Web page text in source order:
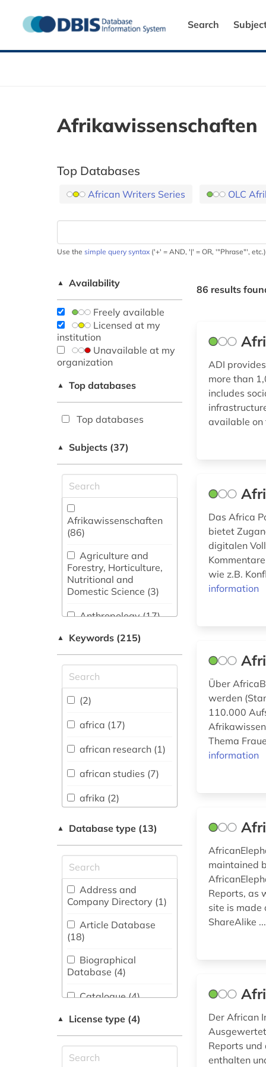
Search
Afrikawissenschaften
Top Databases
African Writers Series OLC
Use the simple query syntax ('+' = AND, '|' = OR, '"Phrase"',
▲ Availability
Freely available
Licensed at my
institution
Unavailable at my
organization
▲ Top databases
Top databases
▲ Subjects (37)
Afrikawissenschaften
(86)
Agriculture and
Forestry, Horticulture,
Nutritional and
Domestic Science (3)
Anthropology (17)
Archäologie und
Nordostafrikas (2)
Archeology (3)
Engineering (1)
Art History (6)
Asienwissenschaften
(60)
Biotechnology (5)
Business and
Economics (10)
Classics, Byzantine
Studies (2)
Education (2)
(1)
Studies (15)
General and
▲ Keywords (215)
(2)
africa (17)
african research (1)
african studies (7)
afrika (2)
literature (1)
agriculture (1)
arab states (1)
arabic (10)
arabic literature (2)
arabic philosophy
(2)
arabic studies (4)
arabic-speaking
area (1)
architecture (1)
▲ Database type (13)
Address and
Company Directory (1)
Article Database
(18)
Biographical
Database (4)
Catalogue (4)
Collection of Non-
Dictionary,
▲ License type (4)
86 results
ADI
more than
includes
available on
Das Africa
bietet
digitalen
wie z.B.
information
Über
werden
110.000
Thema
information
maintained
Reports, as
site is made
ShareAlike ...
Der African
Reports
enthalten